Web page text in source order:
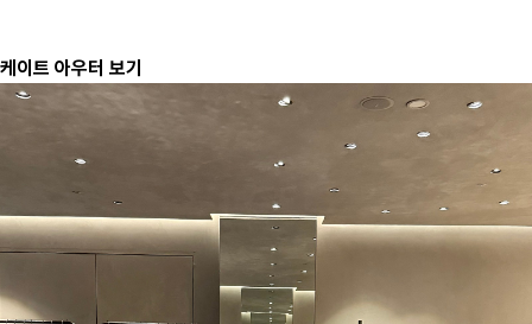
케이트 아우터 보기